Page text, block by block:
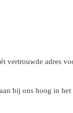
vertrouwde adres
bij ons hoog in het